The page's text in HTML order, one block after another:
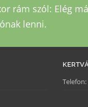
rám szól: Elég
lenni.
Telefon: